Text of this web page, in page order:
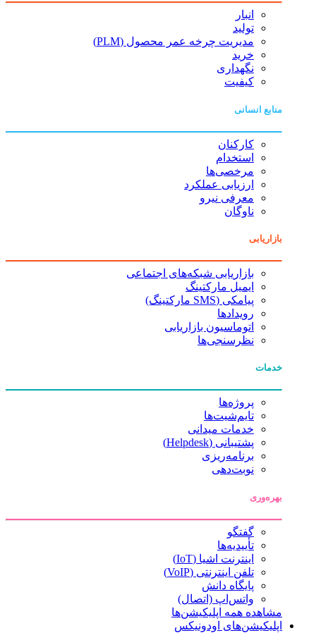
انبار
تولید
مدیریت چرخه عمر محصول (PLM)
خرید
نگهداری
کیفیت
منابع انسانی
کارکنان
استخدام
مرخصی‌ها
ارزیابی عملکرد
معرفی نیرو
ناوگان
بازاریابی
بازاریابی شبکه‌های اجتماعی
ایمیل مارکتینگ
پیامکی (SMS مارکتینگ)
رویدادها
اتوماسیون بازاریابی
نظرسنجی‌ها
خدمات
پروژه‌ها
تایم‌شیت‌ها
خدمات میدانی
پشتیبانی (Helpdesk)
برنامه‌ریزی
نوبت‌دهی
بهره‌وری
گفتگو
تأییدیه‌ها
اینترنت اشیا (IoT)
تلفن اینترنتی (VoIP)
پایگاه دانش
واتس‌اپ (اتصال)
مشاهده همه اپلیکیشن‌ها
اپلیکیشن‌های اودونیکس